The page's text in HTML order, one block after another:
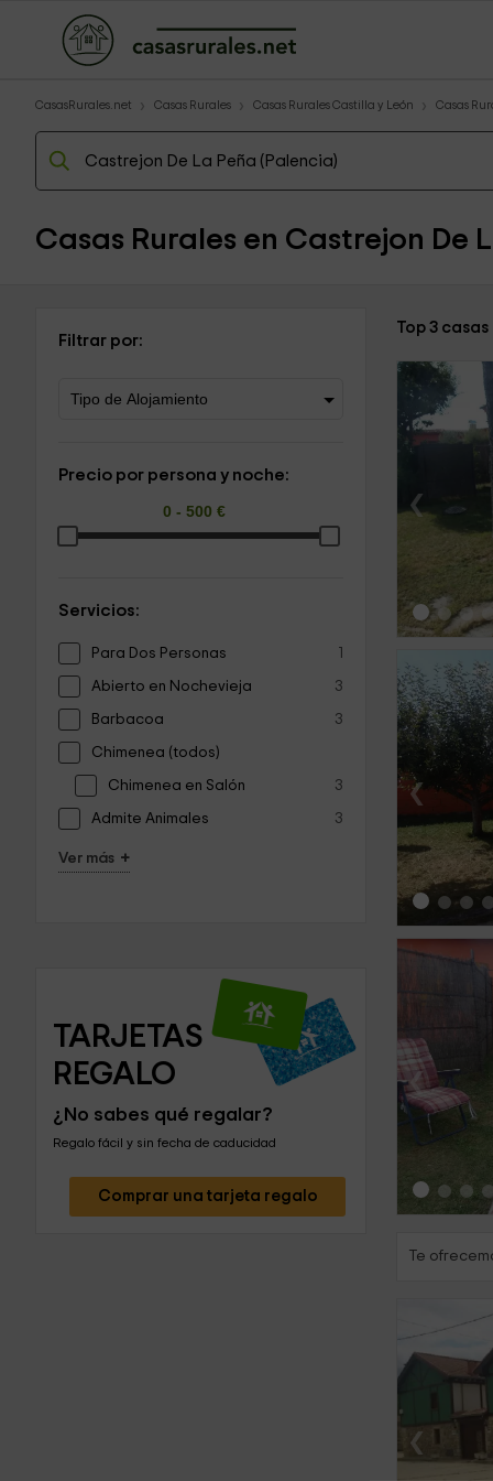
CasasRurales.net Casas Rurales Casas Rurales Castilla y León Casas
Casas Rurales en Castrejon De
Filtrar por:
Precio por persona y noche:
Servicios:
Para Dos Personas 1
Abierto en Nochevieja 3
Barbacoa 3
Chimenea (todos)
Chimenea en Salón 3
Admite Animales 3
Ver más +
TARJETAS
REGALO
¿No sabes qué regalar?
Regalo fácil y sin fecha de caducidad
Comprar una tarjeta regalo
Top 3
‹
‹
‹
Te
‹